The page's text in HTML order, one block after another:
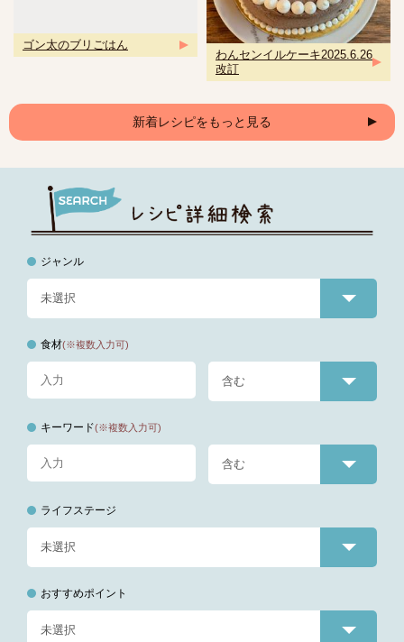
ゴン太のブリごはん
わんセンイルケーキ2025.6.26
改訂
新着レシピをもっと見る
ジャンル
食材(※複数入力可)
キーワード(※複数入力可)
ライフステージ
おすすめポイント